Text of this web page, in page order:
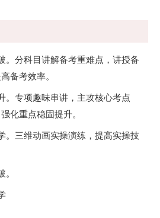
。分科目讲解备考重难点，讲授备
备考效率。
。专项趣味串讲，主攻核心考点
化重点稳固提升。
。三维动画实操演练，提高实操技
。